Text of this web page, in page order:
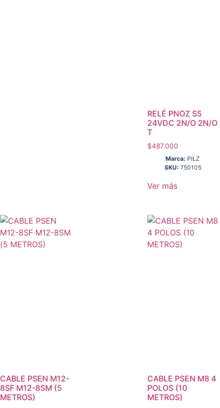
RELÉ PNOZ S5
24VDC 2N/O 2N/O
T
$487.000
Marca: PILZ
SKU: 750105
Ver más
CABLE PSEN M12-
8SF M12-8SM (5
METROS)
CABLE PSEN M8 4
POLOS (10
METROS)